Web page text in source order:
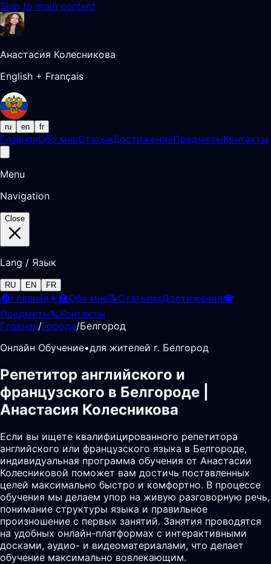
Skip to main content
Анастасия Колесникова
English + Français
ru en fr
ГлавнаяОбо мнеСтатьиДостиженияПредметыКонтакты
Menu
Navigation
Close
Lang / Язык
RU EN FR
🏠Главная 👩‍🏫Обо мне📝Статьи📜Достижения🎓
Предметы📞Контакты
Главная/Города/Белгород
Онлайн Обучение•для жителей г. Белгород
Репетитор английского и
французского в Белгороде |
Анастасия Колесникова
Если вы ищете квалифицированного репетитора
английского или французского языка в Белгороде,
индивидуальная программа обучения от Анастасии
Колесниковой поможет вам достичь поставленных
целей максимально быстро и комфортно. В процессе
обучения мы делаем упор на живую разговорную речь,
понимание структуры языка и правильное
произношение с первых занятий. Занятия проводятся
на удобных онлайн-платформах с интерактивными
досками, аудио- и видеоматериалами, что делает
обучение максимально вовлекающим.